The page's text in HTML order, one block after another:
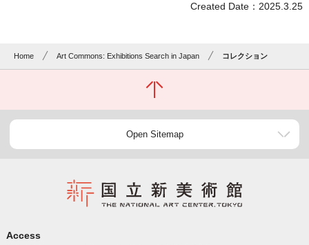
Created Date：2025.3.25
Home Art Commons: Exhibitions Search in Japan コレクション
Open Sitemap
Access